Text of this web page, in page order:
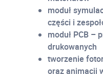
moduł
części i
moduł PCB –
drukowanych
tworzenie
oraz animacji